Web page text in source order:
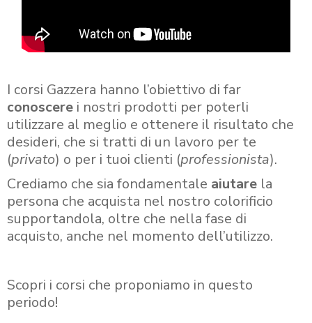
I corsi Gazzera hanno l’obiettivo di far
conoscere i nostri prodotti per poterli
utilizzare al meglio e ottenere il risultato che
desideri, che si tratti di un lavoro per te
(privato) o per i tuoi clienti (professionista).
Crediamo che sia fondamentale aiutare la
persona che acquista nel nostro colorificio
supportandola, oltre che nella fase di
acquisto, anche nel momento dell’utilizzo.
Scopri i corsi che proponiamo in questo
periodo!